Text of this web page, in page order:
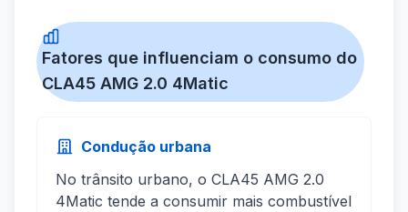
Fatores que influenciam o consumo do
CLA45 AMG 2.0 4Matic
Condução urbana
No trânsito urbano, o CLA45 AMG 2.0
4Matic tende a consumir mais combustível